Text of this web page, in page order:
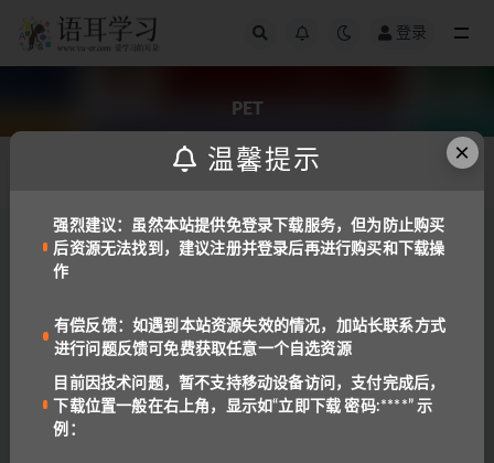
登录
PET
备考工具 备课资料
2.1K
《English Grammar in Use》剑桥大学出版社
的镇社之宝 考级KET/PET标配！
×
温馨提示
强烈建议：虽然本站提供免登录下载服务，但为防止购买
后资源无法找到，建议注册并登录后再进行购买和下载操
作
有偿反馈：如遇到本站资源失效的情况，加站长联系方式
进行问题反馈可免费获取任意一个自选资源
目前因技术问题，暂不支持移动设备访问，支付完成后，
下载位置一般在右上角，显示如“立即下载 密码:****” 示
例：